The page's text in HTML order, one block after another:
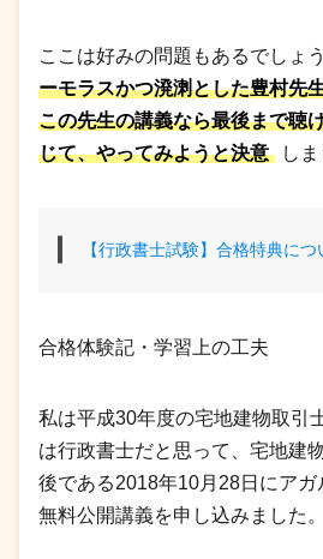
ここは好みの問題もあるでしょ
ーモラスかつ溌溂とした豊村先
この先生の講義なら最後まで聴
じて、やってみようと決意
しま
【行政書士試験】合格特典につ
合格体験記・学習上の工夫
私は平成30年度の宅地建物取引
は行政書士だと思って、宅地建
後である2018年10月28日にア
無料公開講義を申し込みました。